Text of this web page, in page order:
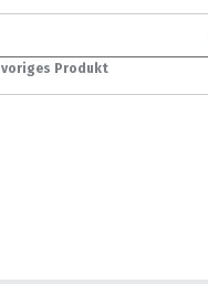
voriges Produkt